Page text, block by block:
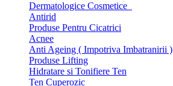
Dermatologice Cosmetice
Antirid
Produse Pentru Cicatrici
Acnee
Anti Ageing ( Impotriva Imbatranirii )
Produse Lifting
Hidratare si Tonifiere Ten
Ten Cuperozic